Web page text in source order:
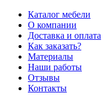
Каталог мебели
О компании
Доставка и оплата
Как заказать?
Материалы
Наши работы
Отзывы
Контакты